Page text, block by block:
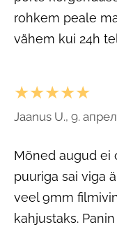
rohkem peale
vähem kui 24h
★★★★★
Jaanus U., 9.
Mõned augud ei
puuriga sai viga
veel 9mm
kahjustaks.